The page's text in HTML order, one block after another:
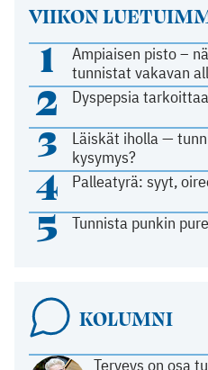
VIIKON
1
Ampiaisen pisto –
tunnistat vakavan
2 Dyspepsia
3
Läiskät iholla —
kysymys?
4 Palleatyrä: syyt,
5 Tunnista punkin
KOLUMNI
Terveys on osa